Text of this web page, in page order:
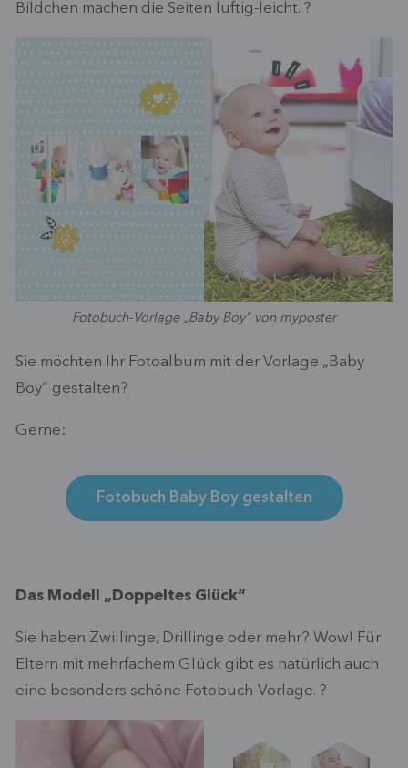
Bildchen machen die Seiten luftig-leicht. ?
Fotobuch-Vorlage „Baby Boy“ von myposter
Sie möchten Ihr Fotoalbum mit der Vorlage „Baby
Boy“ gestalten?
Gerne:
Fotobuch Baby Boy gestalten
Das Modell „Doppeltes Glück“
Sie haben Zwillinge, Drillinge oder mehr? Wow! Für
Eltern mit mehrfachem Glück gibt es natürlich auch
eine besonders schöne Fotobuch-Vorlage. ?